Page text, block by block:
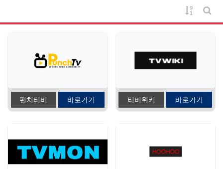
게시물
펀치티비 바로가기 티비위키 바로가기